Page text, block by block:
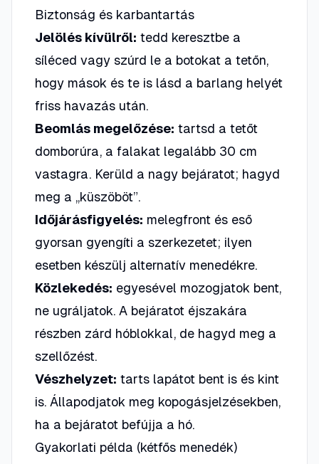
Biztonság és karbantartás
Jelölés kívülről: tedd keresztbe a
síléced vagy szúrd le a botokat a tetőn,
hogy mások és te is lásd a barlang helyét
friss havazás után.
Beomlás megelőzése: tartsd a tetőt
domborúra, a falakat legalább 30 cm
vastagra. Kerüld a nagy bejáratot; hagyd
meg a „küszöböt”.
Időjárásfigyelés: melegfront és eső
gyorsan gyengíti a szerkezetet; ilyen
esetben készülj alternatív menedékre.
Közlekedés: egyesével mozogjatok bent,
ne ugráljatok. A bejáratot éjszakára
részben zárd hóblokkal, de hagyd meg a
szellőzést.
Vészhelyzet: tarts lapátot bent is és kint
is. Állapodjatok meg kopogásjelzésekben,
ha a bejáratot befújja a hó.
Gyakorlati példa (kétfős menedék)